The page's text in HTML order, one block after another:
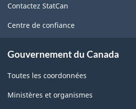
ce
site
Contactez StatCan
Centre de confiance
Gouvernement du Canada
Toutes les coordonnées
Ministères et organismes